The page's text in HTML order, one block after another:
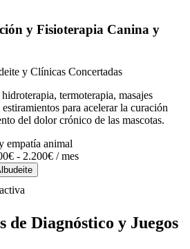
y Fisioterapia Canina y
y Clínicas Concertadas
termoterapia, masajes
para acelerar la curación
del dolor crónico de las mascotas.
empatía animal
- 2.200€ / mes
Diagnóstico y Juegos